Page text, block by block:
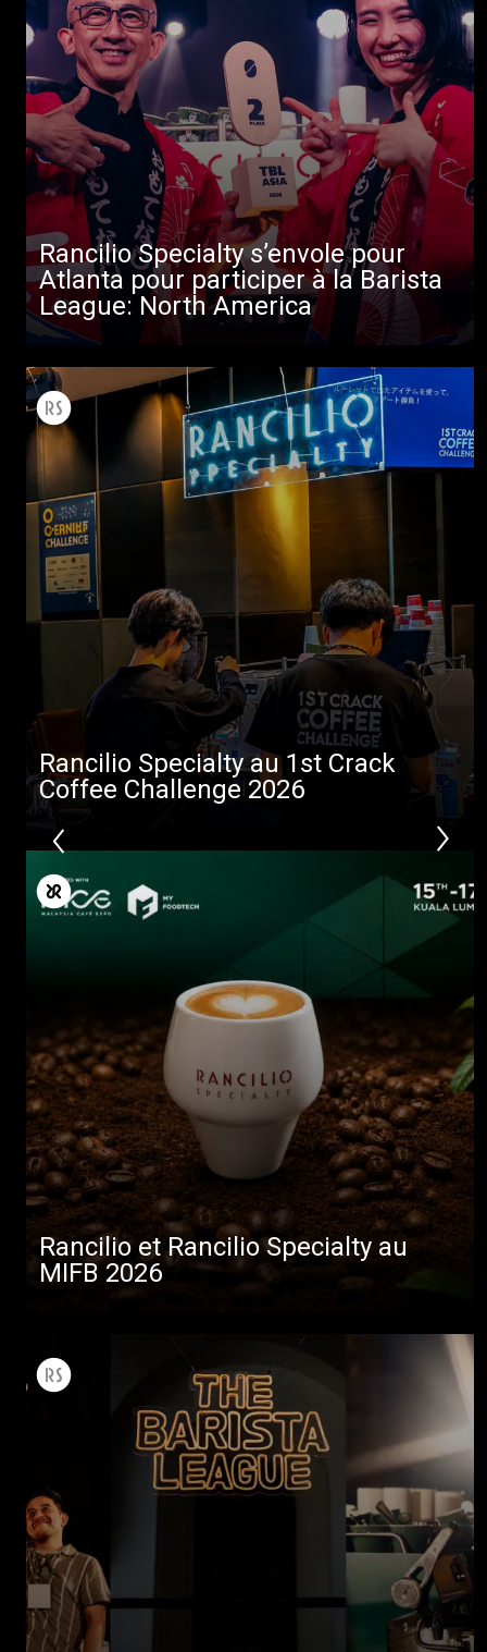
Rancilio Specialty s’envole pour
Atlanta pour participer à la Barista
League: North America
Rancilio Specialty au 1st Crack
Coffee Challenge 2026
Rancilio et Rancilio Specialty au
MIFB 2026
Toutes
Produits
Nouvelles
Télécharger
Plus de